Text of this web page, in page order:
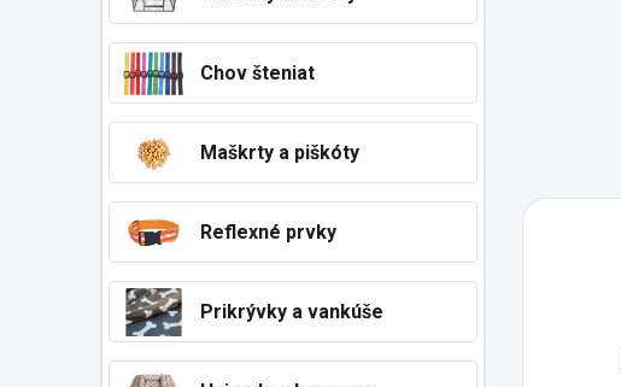
Chov šteniat
Maškrty a piškóty
Reflexné prvky
Prikrývky a vankúše